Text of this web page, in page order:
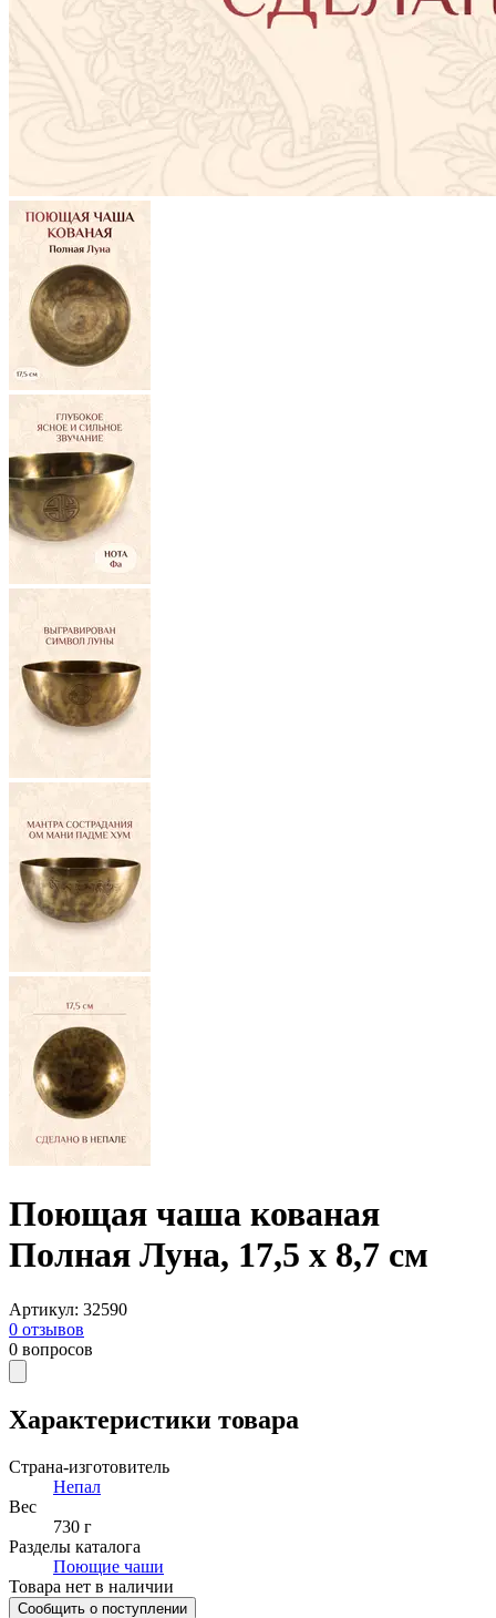
Поющая чаша кованая
Полная Луна, 17,5 х 8,7 см
Артикул: 32590
0 отзывов
0 вопросов
Характеристики товара
Страна-изготовитель
Непал
Вес
730 г
Разделы каталога
Поющие чаши
Товара нет в наличии
Сообщить о поступлении